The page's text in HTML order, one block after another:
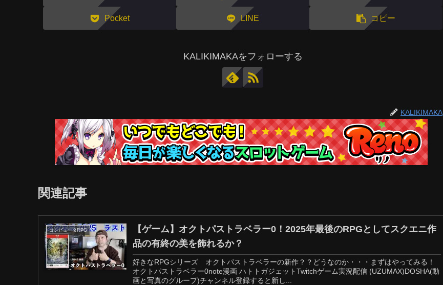
Pocket LINE コピー
KALIKIMAKAをフォローする
KALIKIMAKA
関連記事
コンピュータRPG
【ゲーム】オクトパストラベラー0！2025年最後のRPGとしてスクエニ作
品の有終の美を飾れるか？
好きなRPGシリーズ オクトパストラベラーの新作？？どうなのか・・・まずはやってみる！
オクトパストラベラー0note漫画 ハトトガジェットTwitchゲーム実況配信 (UZUMAX)DOSHA(動
画と写真のグループ)チャンネル登録すると新し...